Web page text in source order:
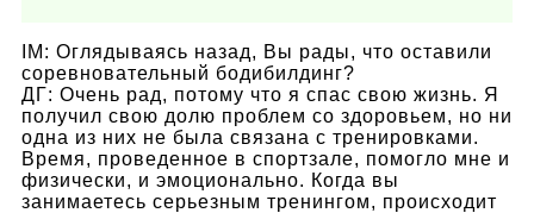
IM: Оглядываясь назад, Вы рады, что оставили
соревновательный бодибилдинг?
ДГ: Очень рад, потому что я спас свою жизнь. Я
получил свою долю проблем со здоровьем, но ни
одна из них не была связана с тренировками.
Время, проведенное в спортзале, помогло мне и
физически, и эмоционально. Когда вы
занимаетесь серьезным тренингом, происходит